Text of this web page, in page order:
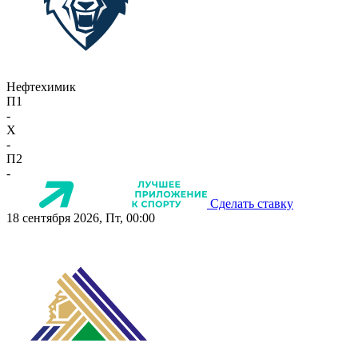
Нефтехимик
П1
-
X
-
П2
-
Сделать ставку
18 сентября 2026, Пт, 00:00